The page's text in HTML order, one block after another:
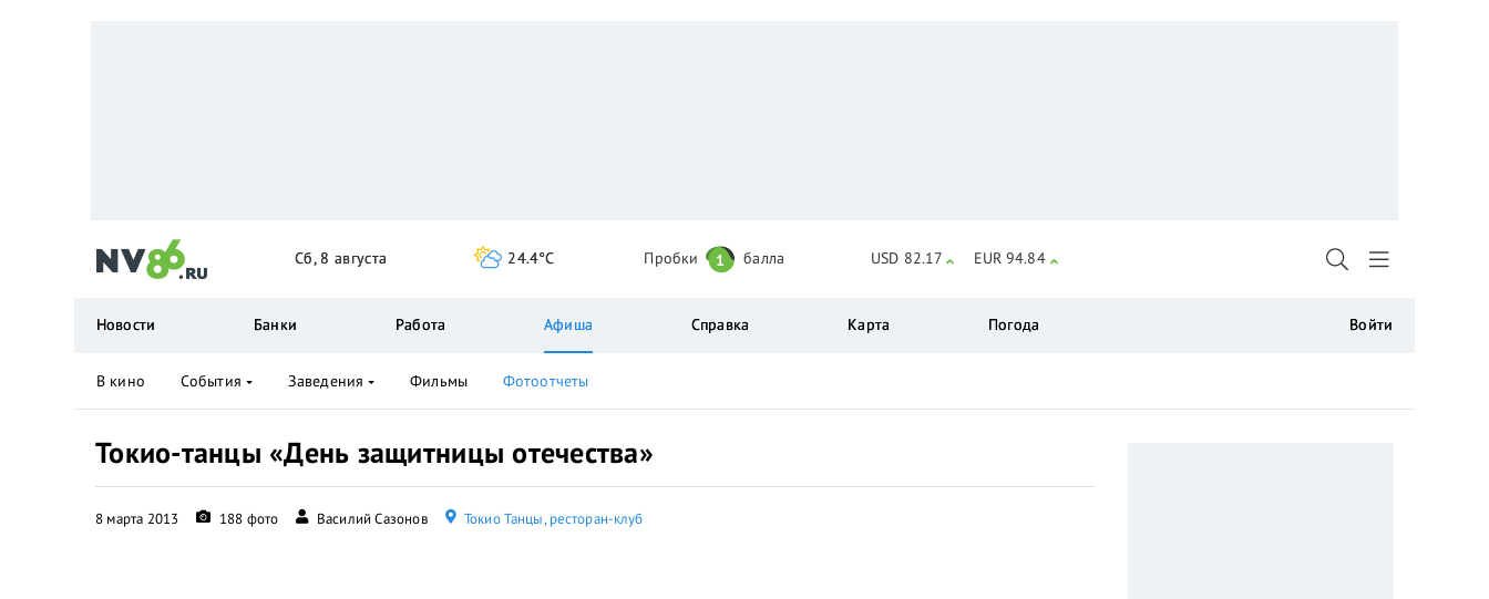
Токио-танцы «День защитницы отечества»
8 марта 2013 188 фото Василий Сазонов Токио Танцы, ресторан-клуб
Сб, 8 августа 24.4°C Пробки 1 балла USD 82.17 EUR 94.84
Новости Банки Работа Афиша Справка Карта Погода Войти
В кино События Заведения Фильмы Фотоотчеты